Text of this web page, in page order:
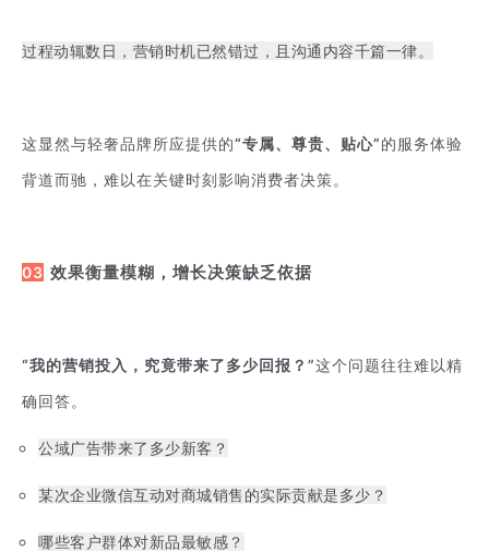
过程动辄数日，营销时机已然错过，且沟通内容千篇一律。
这显然与轻奢品牌所应提供的“专属、尊贵、贴心”的服务体验
背道而驰，难以在关键时刻影响消费者决策。
03 效果衡量模糊，增长决策缺乏依据
“我的营销投入，究竟带来了多少回报？”这个问题往往难以精
确回答。
公域广告带来了多少新客？
某次企业微信互动对商城销售的实际贡献是多少？
哪些客户群体对新品最敏感？